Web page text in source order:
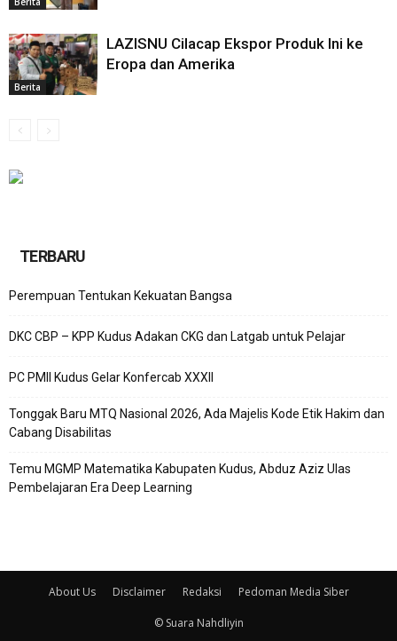
Berita
LAZISNU Cilacap Ekspor Produk Ini ke
Eropa dan Amerika
TERBARU
Perempuan Tentukan Kekuatan Bangsa
DKC CBP – KPP Kudus Adakan CKG dan Latgab untuk Pelajar
PC PMII Kudus Gelar Konfercab XXXII
Tonggak Baru MTQ Nasional 2026, Ada Majelis Kode Etik Hakim dan
Cabang Disabilitas
Temu MGMP Matematika Kabupaten Kudus, Abduz Aziz Ulas
Pembelajaran Era Deep Learning
About Us Disclaimer Redaksi Pedoman Media Siber
© Suara Nahdliyin